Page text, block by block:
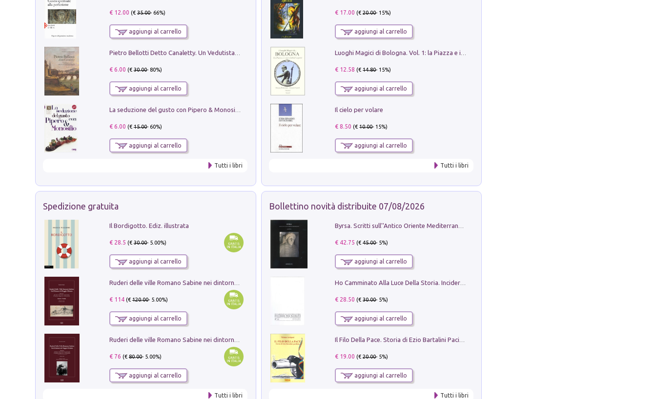
€ 12.00 (€35.00- 66%)
aggiungi al carrello
€ 6.00 (€30.00- 80%)
aggiungi al carrello
€ 6.00 (€15.00- 60%)
aggiungi al carrello
Tutti i libri
€ 17.00 (€20.00- 15%)
aggiungi al carrello
€ 12.58 (€14.80- 15%)
aggiungi al carrello
Il cielo per volare
€ 8.50 (€10.00- 15%)
aggiungi al carrello
Tutti i libri
Spedizione gratuita
Il Bordigotto. Ediz. illustrata
€ 28.5 (€30.00- 5.00%)
aggiungi al carrello
€ 114(€120.00- 5.00%)
aggiungi al carrello
€ 76 (€80.00- 5.00%)
aggiungi al carrello
Tutti i libri
Bollettino novità distribuite 07/08/2026
€ 42.75 (€45.00- 5%)
aggiungi al carrello
€ 28.50 (€30.00- 5%)
aggiungi al carrello
€ 19.00 (€20.00- 5%)
aggiungi al carrello
Tutti i libri